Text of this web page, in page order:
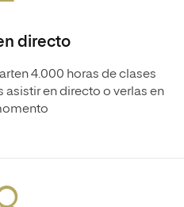
directo
4.000 horas de clases
asistir en directo o verlas en